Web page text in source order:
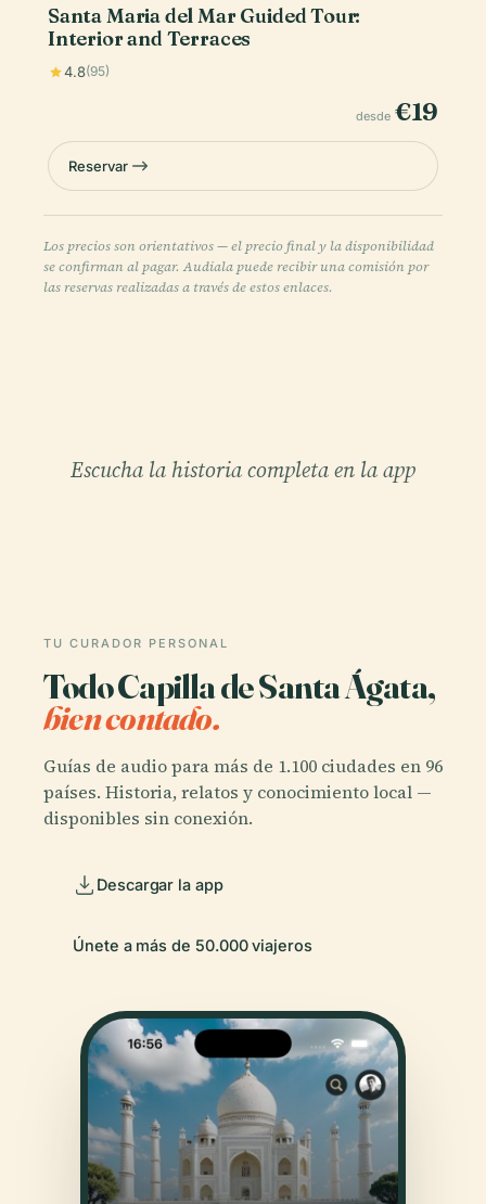
Santa Maria del Mar Guided Tour:
Interior and Terraces
4.8(95)
desde €19
Reservar
Los precios son orientativos — el precio final y la disponibilidad
se confirman al pagar. Audiala puede recibir una comisión por
las reservas realizadas a través de estos enlaces.
Escucha la historia completa en la app
TU CURADOR PERSONAL
Todo Capilla de Santa Ágata,
bien contado.
Guías de audio para más de 1.100 ciudades en 96
países. Historia, relatos y conocimiento local —
disponibles sin conexión.
Descargar la app
Únete a más de 50.000 viajeros